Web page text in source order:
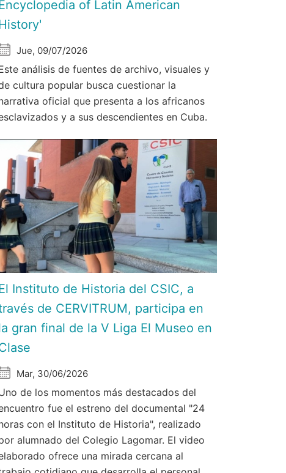
of Latin American
Jue, 09/07/2026
análisis de fuentes de archivo, visuales y
cultura popular busca cuestionar la
oficial que presenta a los africanos
y a sus descendientes en Cuba.
Instituto de Historia del CSIC, a
de CERVITRUM, participa en
gran final de la V Liga El Museo en
Mar, 30/06/2026
de los momentos más destacados del
fue el estreno del documental "24
con el Instituto de Historia", realizado
alumnado del Colegio Lagomar. El video
ofrece una mirada cercana al